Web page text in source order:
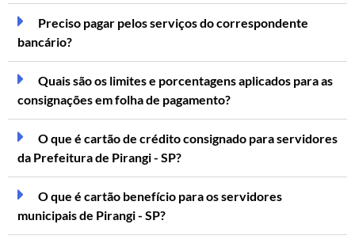
Preciso pagar pelos serviços do correspondente
bancário?
Quais são os limites e porcentagens aplicados para as
consignações em folha de pagamento?
O que é cartão de crédito consignado para servidores
da Prefeitura de Pirangi - SP?
O que é cartão benefício para os servidores
municipais de Pirangi - SP?